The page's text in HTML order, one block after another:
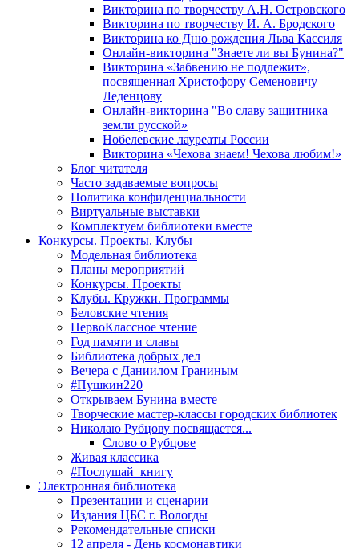
Викторина по творчеству А.Н. Островского
Викторина по творчеству И. А. Бродского
Викторина ко Дню рождения Льва Кассиля
Онлайн-викторина "Знаете ли вы Бунина?"
Викторина «Забвению не подлежит»,
посвященная Христофору Семеновичу
Леденцову
Онлайн-викторина "Во славу защитника
земли русской»
Нобелевские лауреаты России
Викторина «Чехова знаем! Чехова любим!»
Блог читателя
Часто задаваемые вопросы
Политика конфиденциальности
Виртуальные выставки
Комплектуем библиотеки вместе
Конкурсы. Проекты. Клубы
Модельная библиотека
Планы мероприятий
Конкурсы. Проекты
Клубы. Кружки. Программы
Беловские чтения
ПервоКлассное чтение
Год памяти и славы
Библиотека добрых дел
Вечера с Даниилом Граниным
#Пушкин220
Открываем Бунина вместе
Творческие мастер-классы городских библиотек
Николаю Рубцову посвящается...
Слово о Рубцове
Живая классика
#Послушай_книгу
Электронная библиотека
Презентации и сценарии
Издания ЦБС г. Вологды
Рекомендательные списки
12 апреля - День космонавтики